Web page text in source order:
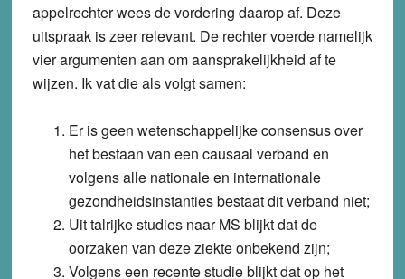
appelrechter wees de vordering daarop af. Deze
uitspraak is zeer relevant. De rechter voerde namelijk
vier argumenten aan om aansprakelijkheid af te
wijzen. Ik vat die als volgt samen:
Er is geen wetenschappelijke consensus over
het bestaan van een causaal verband en
volgens alle nationale en internationale
gezondheidsinstanties bestaat dit verband niet;
Uit talrijke studies naar MS blijkt dat de
oorzaken van deze ziekte onbekend zijn;
Volgens een recente studie blijkt dat op het